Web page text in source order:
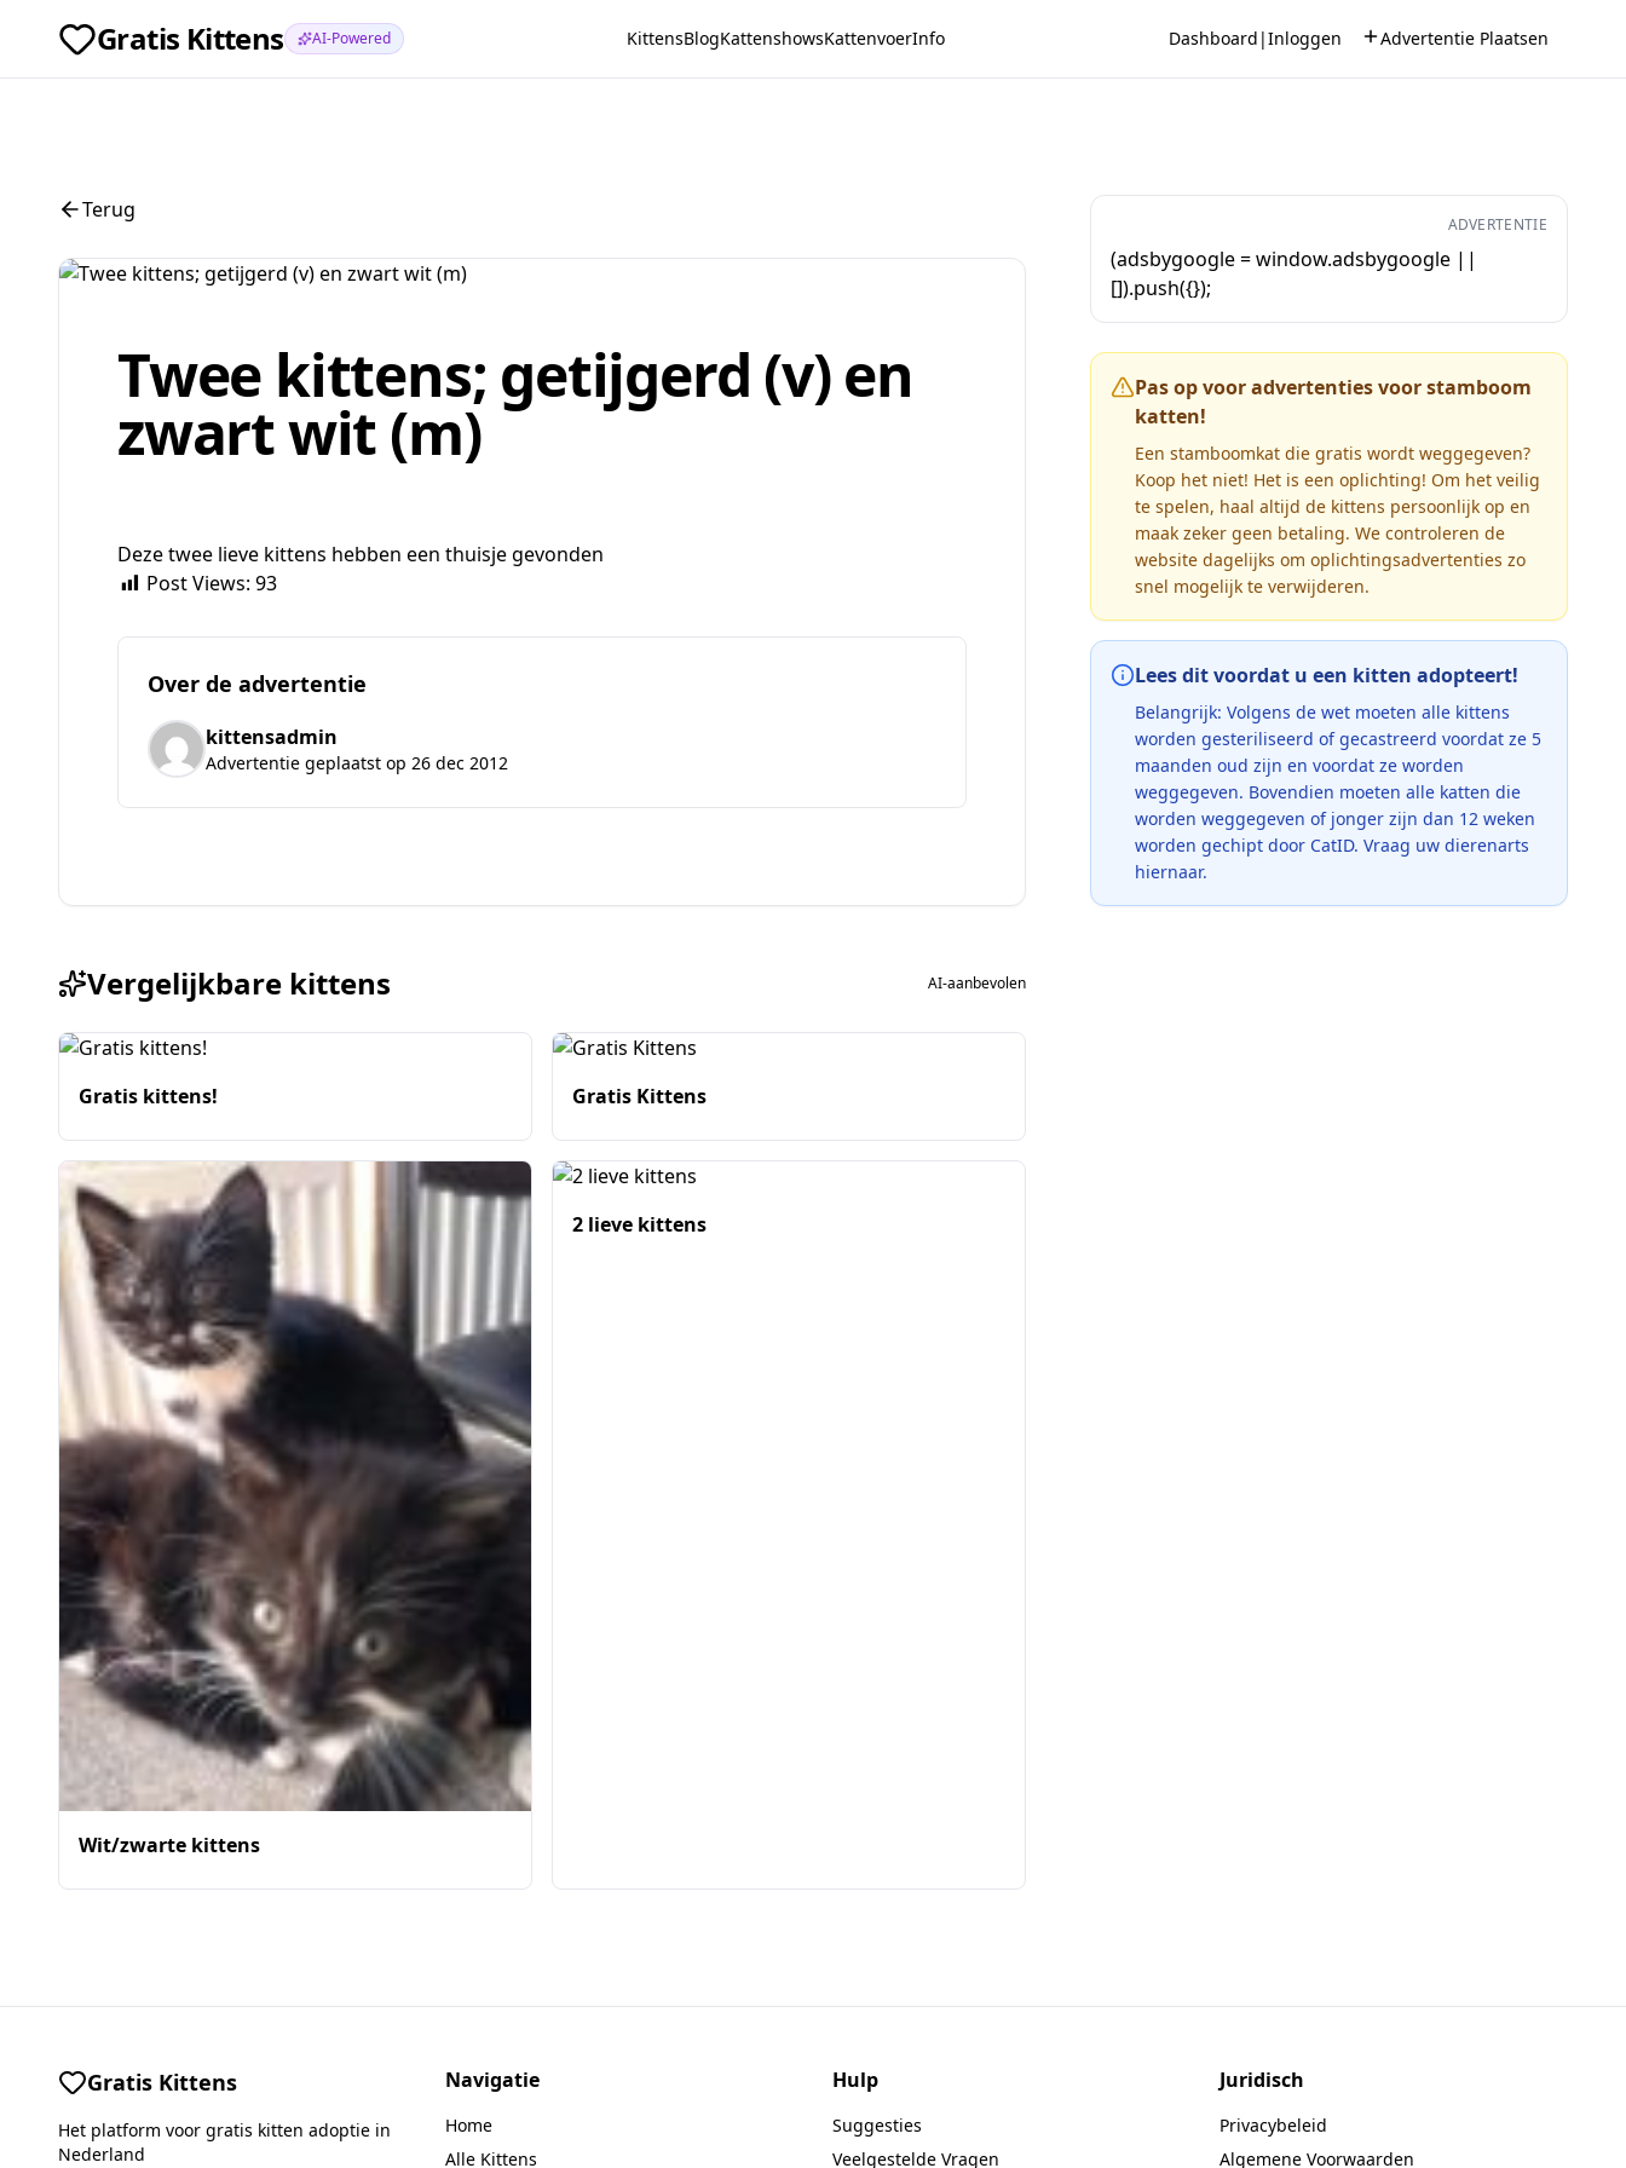
Gratis Kittens AI-Powered KittensBlogKattenshowsKattenvoerInfo Dashboard |Inloggen Advertentie Plaatsen
Terug
Twee kittens; getijgerd (v) en
zwart wit (m)
Deze twee lieve kittens hebben een thuisje gevonden
Post Views: 93
Over de advertentie
kittensadmin
Advertentie geplaatst op 26 dec 2012
Vergelijkbare kittens AI-aanbevolen
Gratis kittens! Gratis Kittens
Wit/zwarte kittens
2 lieve kittens
ADVERTENTIE
(adsbygoogle = window.adsbygoogle ||
[]).push({});
Pas op voor advertenties voor stamboom
katten!
Een stamboomkat die gratis wordt weggegeven?
Koop het niet! Het is een oplichting! Om het veilig
te spelen, haal altijd de kittens persoonlijk op en
maak zeker geen betaling. We controleren de
website dagelijks om oplichtingsadvertenties zo
snel mogelijk te verwijderen.
Lees dit voordat u een kitten adopteert!
Belangrijk: Volgens de wet moeten alle kittens
worden gesteriliseerd of gecastreerd voordat ze 5
maanden oud zijn en voordat ze worden
weggegeven. Bovendien moeten alle katten die
worden weggegeven of jonger zijn dan 12 weken
worden gechipt door CatID. Vraag uw dierenarts
hiernaar.
Gratis Kittens
Het platform voor gratis kitten adoptie in
Nederland
Navigatie
Home
Alle Kittens
Hulp
Suggesties
Veelgestelde Vragen
Juridisch
Privacybeleid
Algemene Voorwaarden